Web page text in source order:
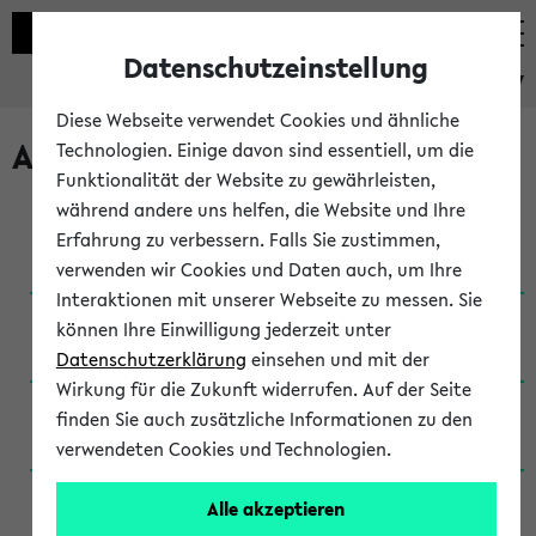
eKVV
Archivierte Studiengänge
Anglistik: British and American Studies / B.A.
(Einschreibung bis WiSe 16/17)
Anglistik: British and American Studies / B.A.
(Einschreibung bis SoSe 2015)
Anglistik: British and American Studies / B.A.
(Einschreibung bis SoSe 2013)
Anglistik: British and American Studies / Ba
(Einschreibung bis SoSe 2011)
Datenschutzeinstellung
Diese Webseite verwendet Cookies und ähnliche
Technologien. Einige davon sind essentiell, um die
Funktionalität der Website zu gewährleisten,
während andere uns helfen, die Website und Ihre
Erfahrung zu verbessern. Falls Sie zustimmen,
verwenden wir Cookies und Daten auch, um Ihre
Interaktionen mit unserer Webseite zu messen. Sie
können Ihre Einwilligung jederzeit unter
Datenschutzerklärung einsehen und mit der
Wirkung für die Zukunft widerrufen. Auf der Seite
finden Sie auch zusätzliche Informationen zu den
verwendeten Cookies und Technologien.
Alle akzeptieren